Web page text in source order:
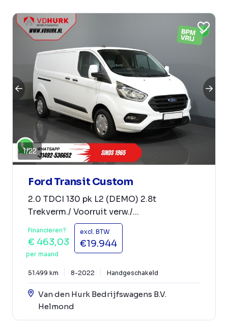
1/22
Ford Transit Custom
2.0 TDCI 130 pk L2 (DEMO) 2.8t
Trekverm./ Voorruit verw./...
Financieren?
€ 463,03
per maand
excl. BTW
€19.944
51.499 km 8-2022 Handgeschakeld
Van den Hurk Bedrijfswagens B.V.
Helmond